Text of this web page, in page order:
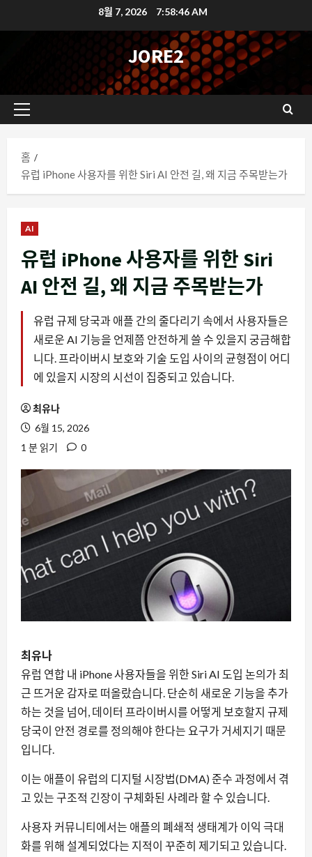
텐
가
8월 7, 2026 7:58:47 AM
JORE2
기
메
뉴
홈
유럽 iPhone 사용자를 위한 Siri AI 안전 길, 왜 지금 주목받는가
AI
유럽 iPhone 사용자를 위한 Siri
AI 안전 길, 왜 지금 주목받는가
유럽 규제 당국과 애플 간의 줄다리기 속에서 사용자들은
새로운 AI 기능을 언제쯤 안전하게 쓸 수 있을지 궁금해합
니다. 프라이버시 보호와 기술 도입 사이의 균형점이 어디
에 있을지 시장의 시선이 집중되고 있습니다.
최유나
6월 15, 2026
1 분 읽기
0
최유나
유럽 연합 내 iPhone 사용자들을 위한 Siri AI 도입 논의가 최
근 뜨거운 감자로 떠올랐습니다. 단순히 새로운 기능을 추가
하는 것을 넘어, 데이터 프라이버시를 어떻게 보호할지 규제
당국이 안전 경로를 정의해야 한다는 요구가 거세지기 때문
입니다.
이는 애플이 유럽의 디지털 시장법(DMA) 준수 과정에서 겪
고 있는 구조적 긴장이 구체화된 사례라 할 수 있습니다.
사용자 커뮤니티에서는 애플의 폐쇄적 생태계가 이익 극대
화를 위해 설계되었다는 지적이 꾸준히 제기되고 있습니다.